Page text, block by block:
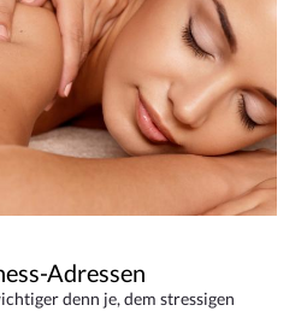
Adressen
denn je, dem stressigen